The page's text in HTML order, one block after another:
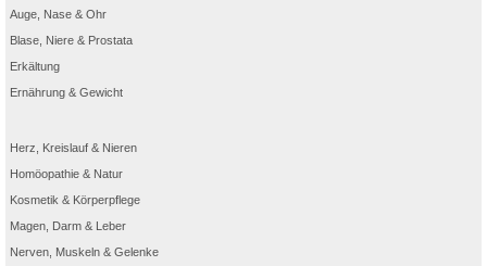
Auge, Nase & Ohr
Blase, Niere & Prostata
Erkältung
Ernährung & Gewicht
Herz, Kreislauf & Nieren
Homöopathie & Natur
Kosmetik & Körperpflege
Magen, Darm & Leber
Nerven, Muskeln & Gelenke